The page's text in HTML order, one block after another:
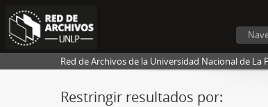
Red de Archivos de la Universidad Nacional de La
Restringir resultados por: